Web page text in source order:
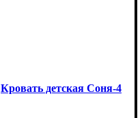
Кровать детская Соня-4